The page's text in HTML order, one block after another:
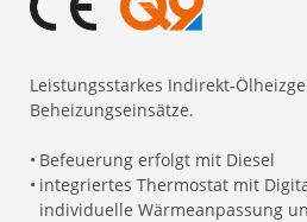
Leistungsstarkes Indirekt-
Beheizungseinsätze.
• Befeuerung erfolgt mit Diesel
• integriertes Thermostat mit
individuelle Wärmeanpassung